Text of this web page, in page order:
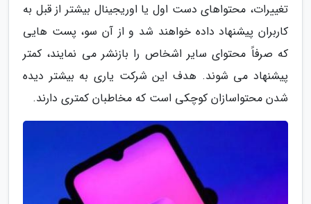
تغییرات، محتواهای دست اول یا اوریجینال بیشتر از قبل به
کاربران پیشنهاد داده خواهند شد و از آن سو، پست هایی
که صرفاً محتوای سایر اشخاص را بازنشر می نمایند، کمتر
پیشنهاد می شوند. هدف این شرکت یاری به بیشتر دیده
شدن محتواسازان کوچکی است که مخاطبان کمتری دارند.